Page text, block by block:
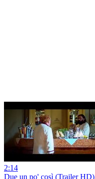
2:14
Due un po' così (Trailer HD)